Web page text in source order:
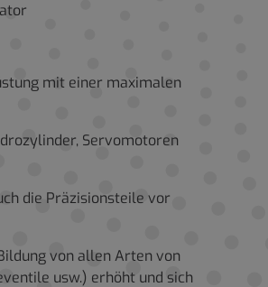
mit einer maximalen
Servomotoren
die Präzisionsteile vor
von allen Arten von
usw.) erhöht und sich